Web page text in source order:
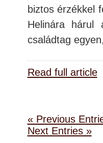
biztos érzékkel
Helinára hárul
családtag
Read full article
« Previous
Next Entries »